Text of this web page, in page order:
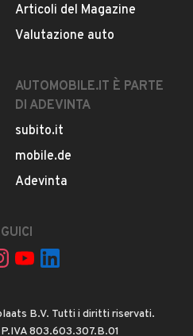
Articoli del Magazine
Valutazione auto
AUTOMOBILE.IT È PARTE
DI ADEVINTA
subito.it
mobile.de
Adevinta
B.V. Tutti i diritti riservati.
803.603.307.B.01